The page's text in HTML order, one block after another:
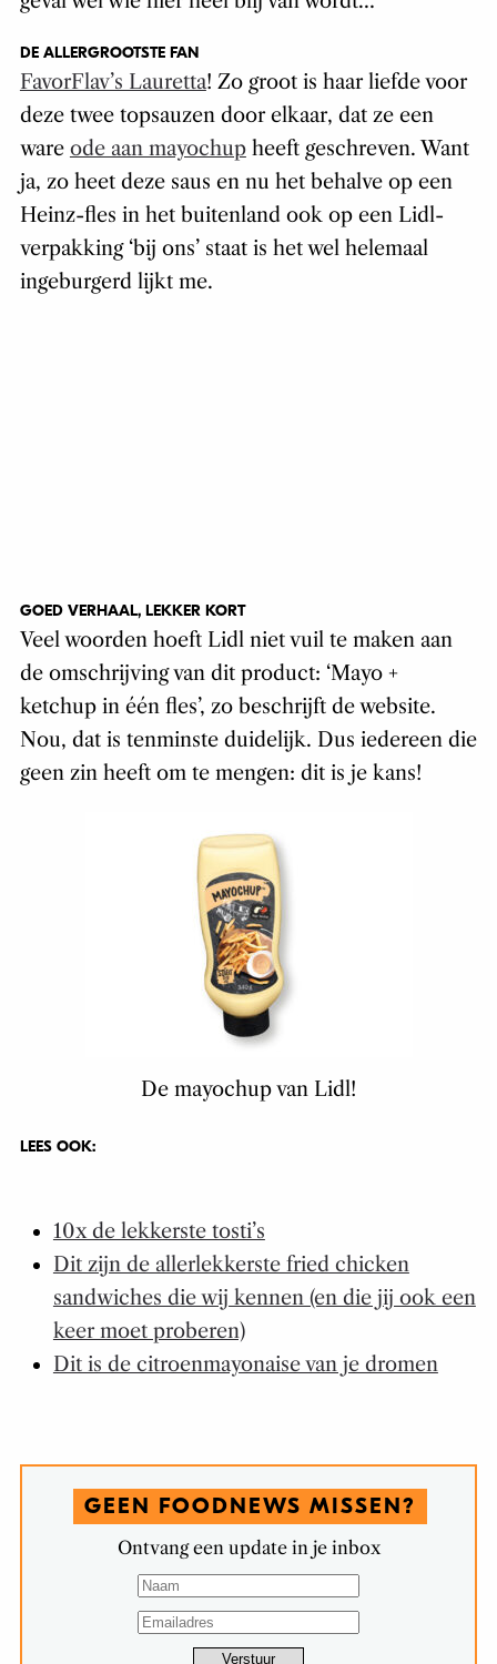
DE ALLERGROOTSTE FAN
FavorFlav’s Lauretta! Zo groot is haar liefde voor
deze twee topsauzen door elkaar, dat ze een
ware ode aan mayochupheeft geschreven. Want
ja, zo heet deze saus en nu het behalve op een
Heinz-fles in het buitenland ook op een Lidl-
verpakking ‘bij ons’ staat is het wel helemaal
ingeburgerd lijkt me.
GOED VERHAAL, LEKKER KORT
Veel woorden hoeft Lidl niet vuil te maken aan
de omschrijving van dit product: ‘Mayo +
ketchup in één fles’, zo beschrijft de website.
Nou, dat is tenminste duidelijk. Dus iedereen die
geen zin heeft om te mengen: dit is je kans!
De mayochup van Lidl!
LEES OOK:
10x de lekkerste tosti’s
Dit zijn de allerlekkerste fried chicken
sandwiches die wij kennen (en die jij ook een
keer moet proberen)
Dit is de citroenmayonaise van je dromen
GEEN FOODNEWS MISSEN?
Ontvang een update in je inbox